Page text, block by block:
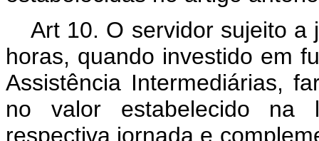
Art 10. O servidor sujeito a
horas, quando investido em
Assistência Intermediárias,
no valor estabelecido na
respectiva jornada e